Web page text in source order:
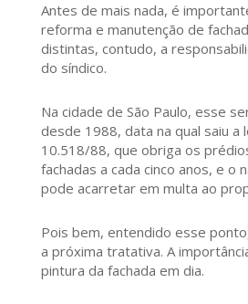
Antes de mais nada, é
reforma e manutenção de
distintas, contudo, a
do síndico.
Na cidade de São Paulo, esse
desde 1988, data na qual saiu a
10.518/88, que obriga os
fachadas a cada cinco anos, e o
pode acarretar em multa ao
Pois bem, entendido esse
a próxima tratativa. A
pintura da fachada em dia.